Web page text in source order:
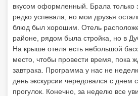
вкусом оформленный. Брала только
редко успевала, но мои друзья
блюд был хорошим. Отель
районе, рядом была стройка, но в
На крыше отеля есть небольшой
место, чтобы провести время, пока
завтрака. Программа у нас не
день экскурсии чередовался с днем
прогулок. Конечно, за неделю все